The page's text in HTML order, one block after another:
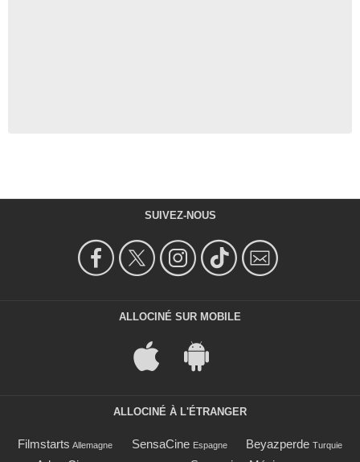
SUIVEZ-NOUS
ALLOCINÉ SUR MOBILE
ALLOCINÉ À L'ÉTRANGER
Filmstarts Allemagne SensaCine Espagne Beyazperde Turquie